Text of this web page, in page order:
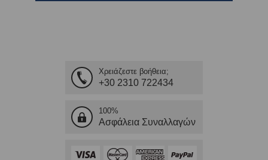
Χρειάζεστε βοήθεια;
+30 2310 722434
100%
Ασφάλεια Συναλλαγών